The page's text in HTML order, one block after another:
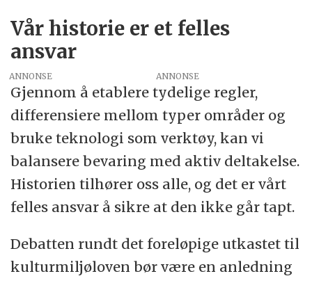
Vår historie er et felles
ansvar
ANNONSE
Gjennom å etablere tydelige regler,
differensiere mellom typer områder og
bruke teknologi som verktøy, kan vi
balansere bevaring med aktiv deltakelse.
Historien tilhører oss alle, og det er vårt
felles ansvar å sikre at den ikke går tapt.
Debatten rundt det foreløpige utkastet til
kulturmiljøloven bør være en anledning